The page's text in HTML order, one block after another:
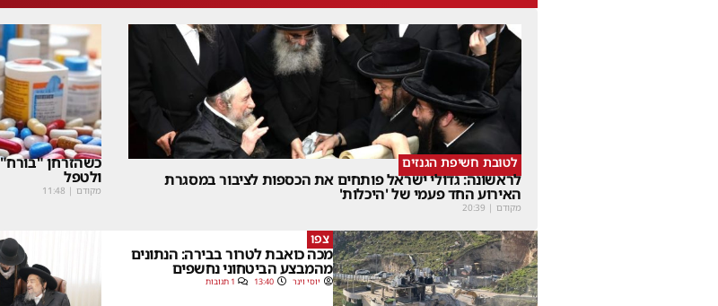
לטובת חשיפת הגנזים
לראשונה: גדולי ישראל פותחים את הכספות לציבור במסגרת
האירוע החד פעמי של 'היכלות'
מקודם |
20:39
כשהזרחן
ולטפל
מקודם |
11:48
צפו
מכה כואבת לטרור בבירה: הנתונים
מהמבצע הביטחוני נחשפים
יוסי וינר 13:40 1 תגובות